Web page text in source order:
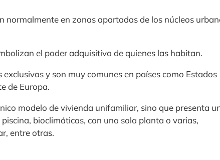
normalmente en zonas apartadas de los núcleos
el poder adquisitivo de quienes las habitan.
y son muy comunes en países como Estados
de Europa.
modelo de vivienda unifamiliar, sino que presenta
bioclimáticas, con una sola planta o varias,
entre otras.